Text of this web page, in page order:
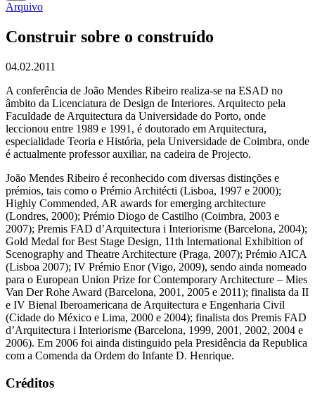
Arquivo
Construir sobre o construído
04.02.2011
A conferência de João Mendes Ribeiro realiza-se na ESAD no
âmbito da Licenciatura de Design de Interiores. Arquitecto pela
Faculdade de Arquitectura da Universidade do Porto, onde
leccionou entre 1989 e 1991, é doutorado em Arquitectura,
especialidade Teoria e História, pela Universidade de Coimbra, onde
é actualmente professor auxiliar, na cadeira de Projecto.
João Mendes Ribeiro é reconhecido com diversas distinções e
prémios, tais como o Prémio Architécti (Lisboa, 1997 e 2000);
Highly Commended, AR awards for emerging architecture
(Londres, 2000); Prémio Diogo de Castilho (Coimbra, 2003 e
2007); Premis FAD d’Arquitectura i Interiorisme (Barcelona, 2004);
Gold Medal for Best Stage Design, 11th International Exhibition of
Scenography and Theatre Architecture (Praga, 2007); Prémio AICA
(Lisboa 2007); IV Prémio Enor (Vigo, 2009), sendo ainda nomeado
para o European Union Prize for Contemporary Architecture – Mies
Van Der Rohe Award (Barcelona, 2001, 2005 e 2011); finalista da II
e IV Bienal Iberoamericana de Arquitectura e Engenharia Civil
(Cidade do México e Lima, 2000 e 2004); finalista dos Premis FAD
d’Arquitectura i Interiorisme (Barcelona, 1999, 2001, 2002, 2004 e
2006). Em 2006 foi ainda distinguido pela Presidência da Republica
com a Comenda da Ordem do Infante D. Henrique.
Créditos